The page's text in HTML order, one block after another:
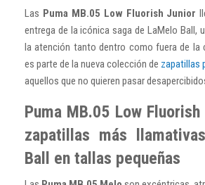
Las Puma MB.05 Low Fluorish Junior
entrega de la icónica saga de LaMelo Ball,
la atención tanto dentro como fuera de la
es parte de la nueva colección de zapatillas
aquellos que no quieren pasar
Puma MB.05 Low
zapatillas más
Ball en tallas pequeñas